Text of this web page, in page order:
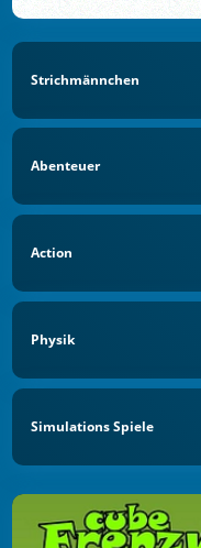
Strichmännchen
Abenteuer
Action
Physik
Simulations Spiele